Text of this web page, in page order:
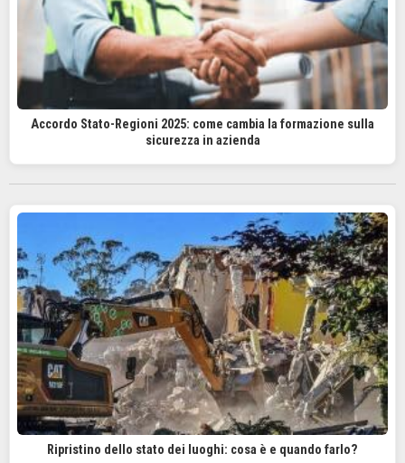
Accordo Stato-Regioni 2025: come cambia la formazione sulla
sicurezza in azienda
Ripristino dello stato dei luoghi: cosa è e quando farlo?